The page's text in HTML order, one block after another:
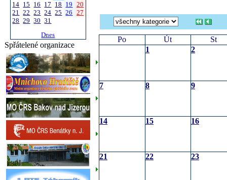
14 15 16 17 18 19 20
21 22 23 24 25 26 27
28 29 30 31
Dnes
Spřátelené organizace
Po Út
St
1
2
7 8 9
14 15 16
21 22 23